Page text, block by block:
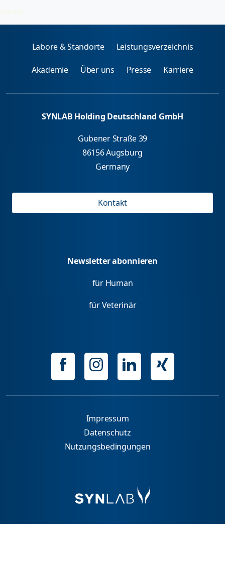
2026-08-06
Labore & Standorte Leistungsverzeichnis
Akademie Über uns Presse Karriere
SYNLAB Holding Deutschland GmbH
Gubener Straße 39
86156 Augsburg
Germany
Kontakt
Newsletter abonnieren
für Human
für Veterinär
Impressum
Datenschutz
Nutzungsbedingungen